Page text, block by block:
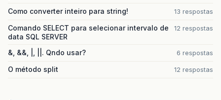
Como converter inteiro para string! 13 respostas
Comando SELECT para selecionar intervalo de
data SQL SERVER
12 respostas
&, &&, |, ||. Qndo usar? 6 respostas
O método split 12 respostas